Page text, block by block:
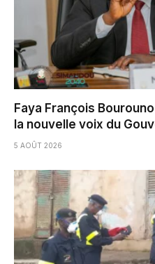
Faya François
la nouvelle voix du
5 AOÛT 2026